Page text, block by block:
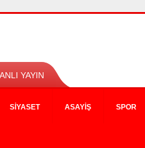
YAYIN
SIYASET ASAYIŞ SPOR